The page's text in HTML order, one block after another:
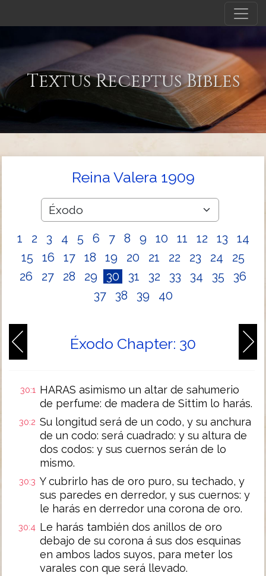
Textus Receptus Bibles
Reina Valera 1909
1 2 3 4 5 6 7 8 9 10 11 12 13
14
15
16 17 18 19 20 21 22 23 24
25
26
27 28 29 30 31 32 33 34 35
36
37
38 39 40
Éxodo Chapter: 30
30:1 HARAS asimismo un altar de sahumerio
de perfume: de madera de Sittim lo harás.
30:2 Su longitud será de un codo, y su anchura
de un codo: será cuadrado: y su altura de
dos codos: y sus cuernos serán de lo
mismo.
30:3 Y cubrirlo has de oro puro, su techado, y
sus paredes en derredor, y sus cuernos: y
le harás en derredor una corona de oro.
30:4 Le harás también dos anillos de oro
debajo de su corona á sus dos esquinas
en ambos lados suyos, para meter los
varales con que será llevado.